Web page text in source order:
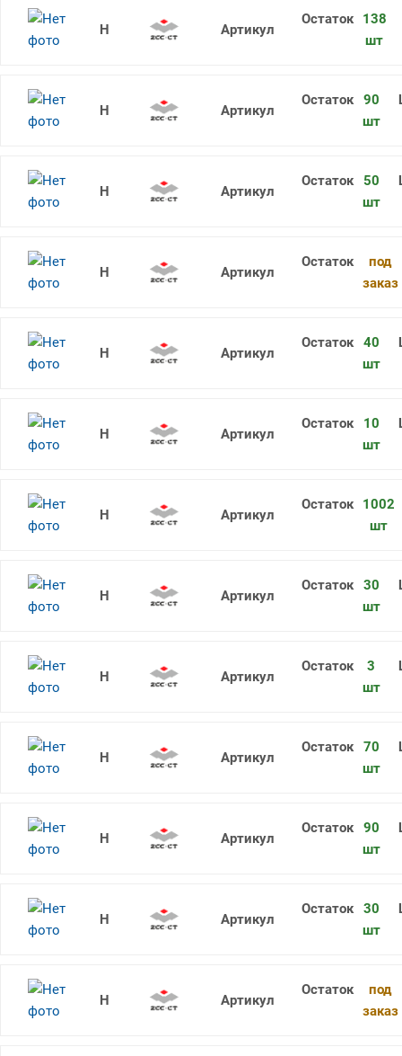
RDKW2006MO YBM351
138
шт
RDKW12T3MO-1 YB9320
90
шт
RDKW10T3MO YBC302
50
шт
RDKW1605MO YBM351
под
заказ
RDKW1605MO YBG302
40
шт
RDKW12T3MO-3 YBG205
10
шт
RDKW1605MO YBG212
1002
шт
RDKW1204MO YBG205
30
шт
RDKW1605MO YBG202
3
шт
RDKW1204MO YBM351
70
шт
RDKW1604MO-1 YB9320
90
шт
RDKW1204MO YB9320
30
шт
RDKW1204MO YBC302
под
заказ